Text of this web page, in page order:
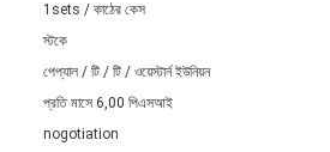
1sets / কাঠের কেস
স্টকে
পেপ্যাল ​​/ টি / টি / ওয়েস্টার্ন ইউনিয়ন
প্রতি মাসে 6,00 পিএসআই
nogotiation